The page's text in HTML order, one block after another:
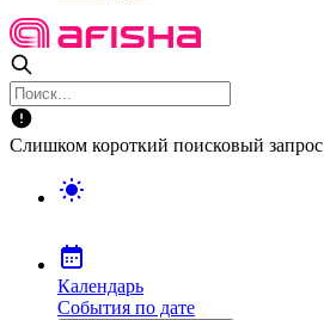
Слишком короткий поисковый запрос
Календарь
События по дате